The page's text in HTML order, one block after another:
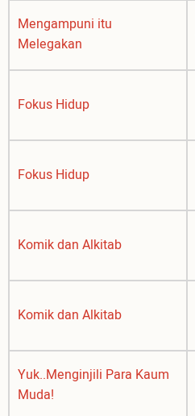
Mengampuni itu
Melegakan
Fokus Hidup
Fokus Hidup
Komik dan Alkitab
Komik dan Alkitab
Yuk..Menginjili Para Kaum
Muda!